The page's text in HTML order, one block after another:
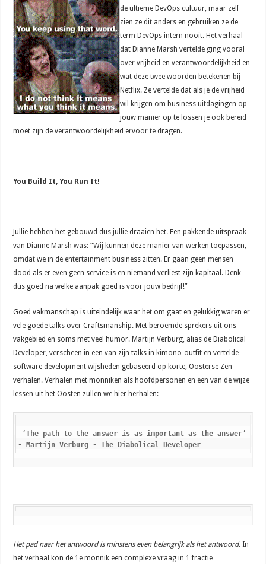
de ultieme DevOps cultuur, maar zelf
zien ze dit anders en gebruiken ze de
term DevOps intern nooit. Het verhaal
dat Dianne Marsh vertelde ging vooral
over vrijheid en verantwoordelijkheid en
wat deze twee woorden betekenen bij
Netflix. Ze vertelde dat als je de vrijheid
wil krijgen om business uitdagingen op
jouw manier op te lossen je ook bereid
moet zijn de verantwoordelijkheid ervoor te dragen.
You Build It, You Run It!
Jullie hebben het gebouwd dus jullie draaien het. Een pakkende uitspraak
van Dianne Marsh was: “Wij kunnen deze manier van werken toepassen,
omdat we in de entertainment business zitten. Er gaan geen mensen
dood als er even geen service is en niemand verliest zijn kapitaal. Denk
dus goed na welke aanpak goed is voor jouw bedrijf!”
Goed vakmanschap is uiteindelijk waar het om gaat en gelukkig waren er
vele goede talks over Craftsmanship. Met beroemde sprekers uit ons
vakgebied en soms met veel humor. Martijn Verburg, alias de Diabolical
Developer, verscheen in een van zijn talks in kimono-outfit en vertelde
software development wijsheden gebaseerd op korte, Oosterse Zen
verhalen. Verhalen met monniken als hoofdpersonen en een van de wijze
lessen uit het Oosten zullen we hier herhalen:
‘The path to the answer is as important as the answer’
- Martijn Verburg - The Diabolical Developer
Het pad naar het antwoord is minstens even belangrijk als het antwoord. In
het verhaal kon de 1e monnik een complexe vraag in 1 fractie